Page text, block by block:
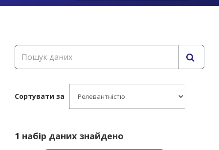
Сортувати за
1 набір даних знайдено